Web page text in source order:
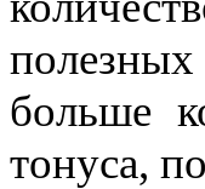
больше
тонуса,